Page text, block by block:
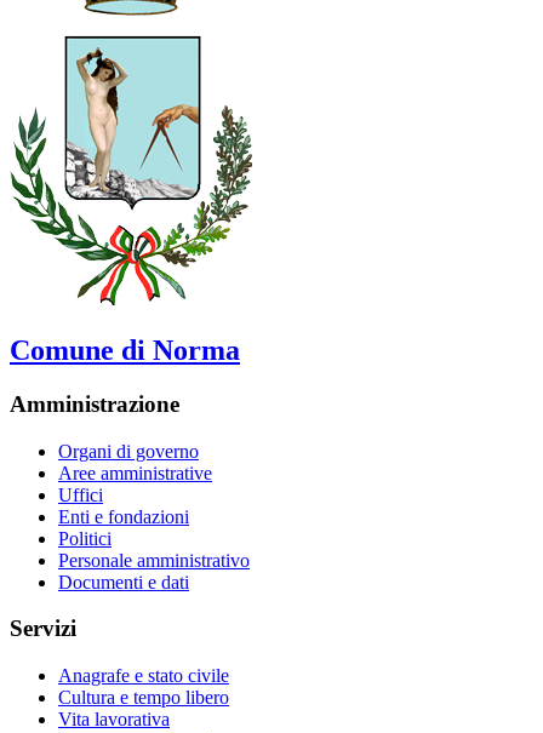
Comune di Norma
Amministrazione
Organi di governo
Aree amministrative
Uffici
Enti e fondazioni
Politici
Personale amministrativo
Documenti e dati
Servizi
Anagrafe e stato civile
Cultura e tempo libero
Vita lavorativa